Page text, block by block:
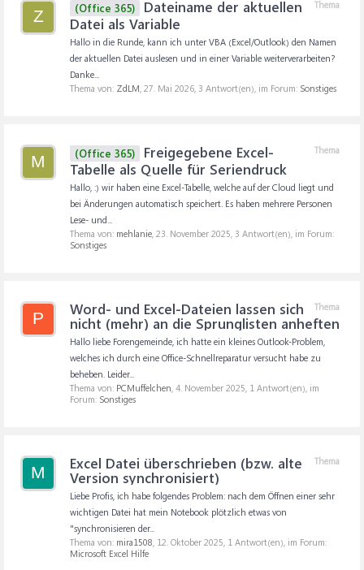
Z
Thema
(Office 365)
Dateiname der aktuellen
Datei als Variable
Hallo in die Runde, kann ich unter VBA (Excel/Outlook) den Namen
der aktuellen Datei auslesen und in einer Variable weiterverarbeiten?
Danke...
Thema von: ZdLM, 27. Mai 2026, 3 Antwort(en), im Forum: Sonstiges
M
Thema
(Office 365)
Freigegebene Excel-
Tabelle als Quelle für Seriendruck
Hallo, :) wir haben eine Excel-Tabelle, welche auf der Cloud liegt und
bei Änderungen automatisch speichert. Es haben mehrere Personen
Lese- und...
Thema von: mehlanie, 23. November 2025, 3 Antwort(en), im Forum:
Sonstiges
P
Thema
Word- und Excel-Dateien lassen sich
nicht (mehr) an die Sprunglisten anheften
Hallo liebe Forengemeinde, ich hatte ein kleines Outlook-Problem,
welches ich durch eine Office-Schnellreparatur versucht habe zu
beheben. Leider...
Thema von: PCMuffelchen, 4. November 2025, 1 Antwort(en), im
Forum: Sonstiges
M
Thema
Excel Datei überschrieben (bzw. alte
Version synchronisiert)
Liebe Profis, ich habe folgendes Problem: nach dem Öffnen einer sehr
wichtigen Datei hat mein Notebook plötzlich etwas von
"synchronisieren der...
Thema von: mira1508, 12. Oktober 2025, 1 Antwort(en), im Forum:
Microsoft Excel Hilfe